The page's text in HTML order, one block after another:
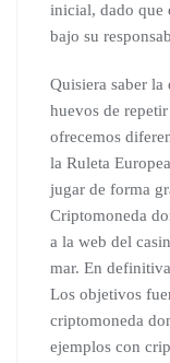
inicial, dado que
bajo su
Quisiera saber la
huevos de
ofrecemos
la Ruleta
jugar de forma
Criptomoneda
a la web del
mar. En
Los objetivos
criptomoneda
ejemplos con